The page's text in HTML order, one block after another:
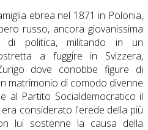
ebrea nel 1871 in Polonia,
russo, ancora giovanissima
di politica, militando in un
a fuggire in Svizzera,
dove conobbe figure di
matrimonio di comodo divenne
al Partito Socialdemocratico il
considerato l'erede della più
lui sostenne la causa della